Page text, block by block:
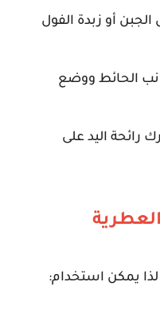
أو زبدة الفول
الحائط ووضع
رائحة اليد على
لذا يمكن استخدام: